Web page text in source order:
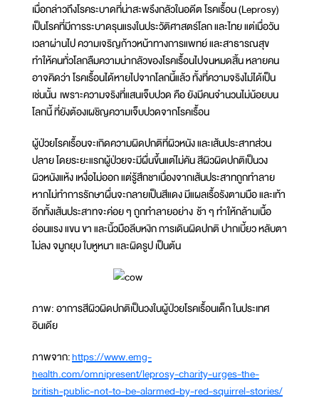
เมื่อกล่าวถึงโรคระบาดที่น่าสะพรึงกลัวในอดีต โรคเรื้อน (Leprosy)
เป็นโรคที่มีการระบาดรุนแรงในประวัติศาสตร์โลก และไทย แต่เมื่อวัน
เวลาผ่านไป ความเจริญก้าวหน้าทางการแพทย์ และสาธารณสุข
ทำให้คนทั่วโลกลืมความน่ากลัวของโรคเรื้อนไปจนหมดสิ้น หลายคน
อาจคิดว่า โรคเรื้อนได้หายไปจากโลกนี้แล้ว ทั้งที่ความจริงไม่ได้เป็น
เช่นนั้น เพราะความจริงที่แสนเจ็บปวด คือ ยังมีคนจำนวนไม่น้อยบน
โลกนี้ ที่ยังต้องเผชิญความเจ็บปวดจากโรคเรื้อน
ผู้ป่วยโรคเรื้อนจะเกิดความผิดปกติที่ผิวหนัง และเส้นประสาทส่วน
ปลาย โดยระยะแรกผู้ป่วยจะมีผื่นขึ้นแต่ไม่คัน สีผิวผิดปกติเป็นวง
ผิวหนังแห้ง เหงื่อไม่ออก แต่รู้สึกชาเนื่องจากเส้นประสาทถูกทำลาย
หากไม่ทำการรักษาผื่นจะกลายเป็นสีแดง มีแผลเรื้อรังตามมือ และเท้า
อีกทั้งเส้นประสาทจะค่อย ๆ ถูกทำลายอย่าง ช้า ๆ ทำให้กล้ามเนื้อ
อ่อนแรง แขน ขา และนิ้วมือลีบหงิก การเดินผิดปกติ ปากเบี้ยว หลับตา
ไม่ลง จมูกยุบ ใบหูหนา และผิดรูป เป็นต้น
ภาพ: อาการสีผิวผิดปกติเป็นวงในผู้ป่วยโรคเรื้อนเด็ก ในประเทศ
อินเดีย
ภาพจาก:https://www.emg-
health.com/omnipresent/leprosy-charity-urges-the-
british-public-not-to-be-alarmed-by-red-squirrel-stories/